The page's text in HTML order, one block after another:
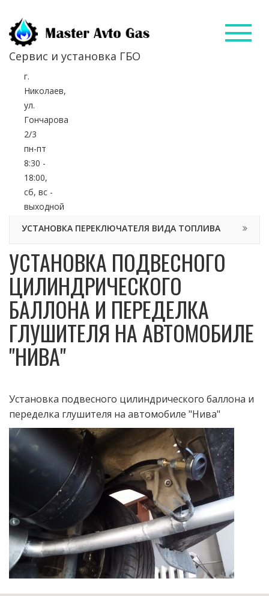
Сервис и установка ГБО
г.
Николаев,
ул.
Гончарова
2/3
пн-пт
8:30 -
18:00,
сб, вс -
выходной
Главная
Установка подвесного
цилиндрического баллона и
переделка глушителя на автомобиле
"Нива"
УСТАНОВКА ПЕРЕКЛЮЧАТЕЛЯ ВИДА ТОПЛИВА
УСТАНОВКА БЛОКА УПРАВЛЕНИЯ "STAG"
УСТАНОВКА РЕДУКТОРА 4 ПОКОЛЕНИЯ
УСТАНОВКА ЗАПРАВОЧНОЙ И РАСХОДНОЙ ГАЗОВЫХ
МАГИСТРАЛЕЙ
УСТАНОВКА ПОДВЕСНОГО ВЗУ (ВЫНОСНОГО
ЗАПРАВОЧНОГО УСТРОЙСТВА) НА ФАРКОП
УСТАНОВКА ВЗУ (ВЫНОСНОГО ЗАПРАВОЧНОГО
УСТРОЙСТВА) В "ЛЮЧОК"
УСТАНОВКА ВЗУ (ВЫНОСНОГО ЗАПРАВОЧНОГО
УСТРОЙСТВА) В БАМПЕР
УСТАНОВКА ПОДВЕСНОГО
ЦИЛИНДРИЧЕСКОГО
БАЛЛОНА И ПЕРЕДЕЛКА
ГЛУШИТЕЛЯ НА АВТОМОБИЛЕ
"НИВА"
Установка подвесного цилиндрического баллона и
переделка глушителя на автомобиле "Нива"